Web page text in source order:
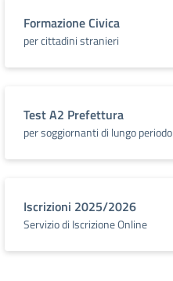
Formazione Civica
per cittadini stranieri
Test A2 Prefettura
per soggiornanti di lungo periodo
Iscrizioni 2025/2026
Servizio di Iscrizione Online